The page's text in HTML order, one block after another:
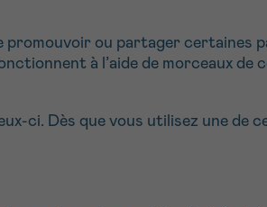
ou partager certaines
à l’aide de morceaux de
ci. Dès que vous utilisez une de